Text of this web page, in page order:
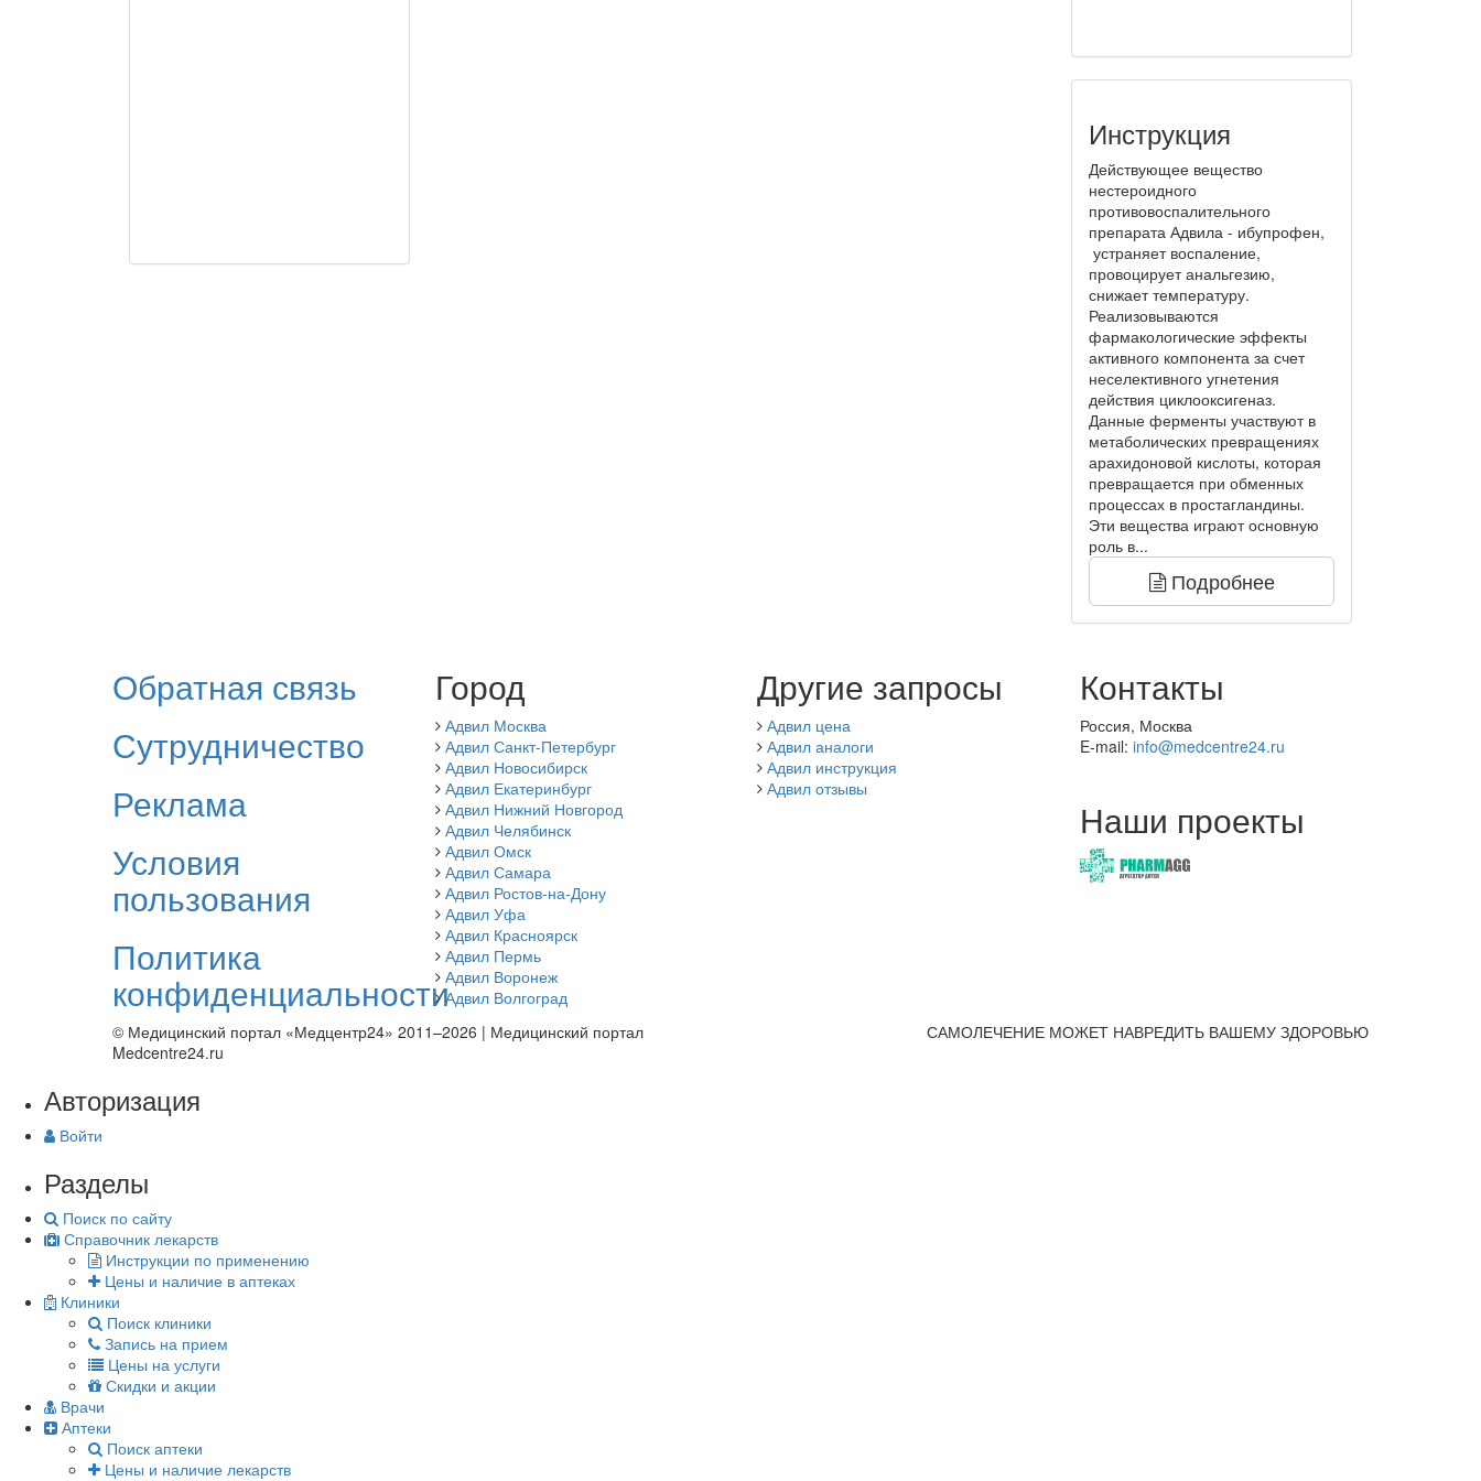
Инструкция
Действующее вещество
нестероидного
противовоспалительного
препарата Адвила - ибупрофен,
устраняет воспаление,
провоцирует анальгезию,
снижает температуру.
Реализовываются
фармакологические эффекты
активного компонента за счет
неселективного угнетения
действия циклооксигеназ.
Данные ферменты участвуют в
метаболических превращениях
арахидоновой кислоты, которая
превращается при обменных
процессах в простагландины.
Эти вещества играют основную
роль в...
Подробнее
Обратная связь
Сутрудничество
Реклама
Условия
пользования
Политика
конфиденциальности
Город
Адвил Москва
Адвил Санкт-Петербург
Адвил Новосибирск
Адвил Екатеринбург
Адвил Нижний Новгород
Адвил Челябинск
Адвил Омск
Адвил Самара
Адвил Ростов-на-Дону
Адвил Уфа
Адвил Красноярск
Адвил Пермь
Адвил Воронеж
Адвил Волгоград
Другие запросы
Адвил цена
Адвил аналоги
Адвил инструкция
Адвил отзывы
Контакты
Россия, Москва
E-mail: info@medcentre24.ru
Наши проекты
© Медицинский портал «Медцентр24» 2011–2026 | Медицинский портал
Medcentre24.ru
САМОЛЕЧЕНИЕ МОЖЕТ НАВРЕДИТЬ ВАШЕМУ ЗДОРОВЬЮ
Авторизация
Войти
Разделы
Поиск по сайту
Справочник лекарств
Инструкции по применению
Цены и наличие в аптеках
Клиники
Поиск клиники
Запись на прием
Цены на услуги
Скидки и акции
Врачи
Аптеки
Поиск аптеки
Цены и наличие лекарств